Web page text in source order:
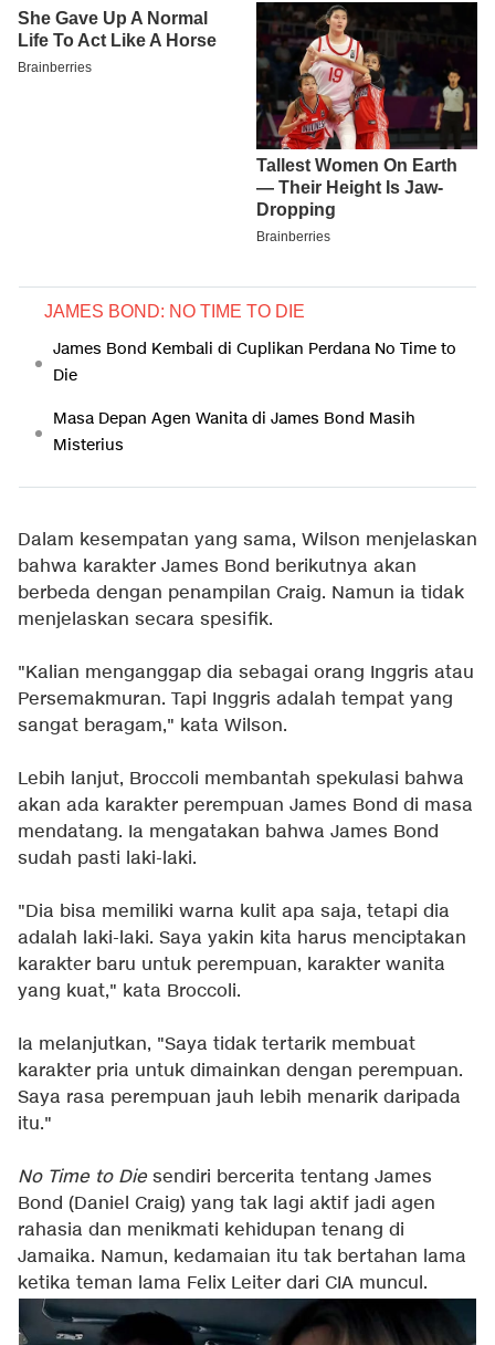
JAMES BOND: NO TIME TO DIE
James Bond Kembali di Cuplikan Perdana No Time to
Die
Masa Depan Agen Wanita di James Bond Masih
Misterius
Dalam kesempatan yang sama, Wilson menjelaskan
bahwa karakter James Bond berikutnya akan
berbeda dengan penampilan Craig. Namun ia tidak
menjelaskan secara spesifik.
"Kalian menganggap dia sebagai orang Inggris atau
Persemakmuran. Tapi Inggris adalah tempat yang
sangat beragam," kata Wilson.
Lebih lanjut, Broccoli membantah spekulasi bahwa
akan ada karakter perempuan James Bond di masa
mendatang. Ia mengatakan bahwa James Bond
sudah pasti laki-laki.
"Dia bisa memiliki warna kulit apa saja, tetapi dia
adalah laki-laki. Saya yakin kita harus menciptakan
karakter baru untuk perempuan, karakter wanita
yang kuat," kata Broccoli.
Ia melanjutkan, "Saya tidak tertarik membuat
karakter pria untuk dimainkan dengan perempuan.
Saya rasa perempuan jauh lebih menarik daripada
itu."
No Time to Die sendiri bercerita tentang James
Bond (Daniel Craig) yang tak lagi aktif jadi agen
rahasia dan menikmati kehidupan tenang di
Jamaika. Namun, kedamaian itu tak bertahan lama
ketika teman lama Felix Leiter dari CIA muncul.